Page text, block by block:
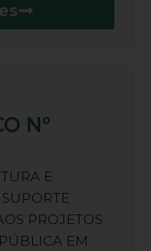
Nº
E
PROJETOS
EM